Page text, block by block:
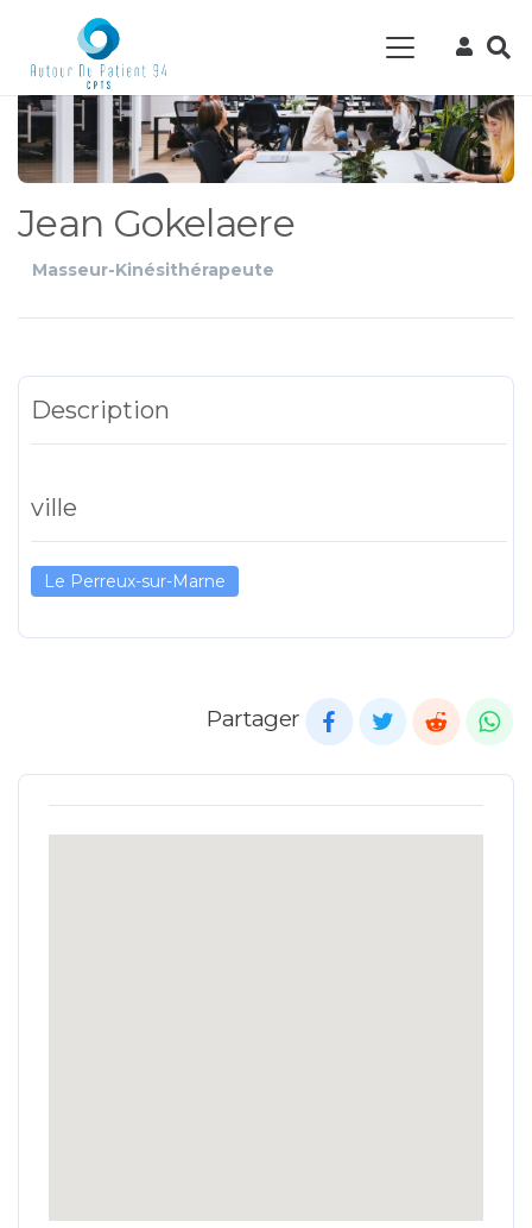
Jean Gokelaere
Masseur-Kinésithérapeute
Description
ville
Le Perreux-sur-Marne
Partager